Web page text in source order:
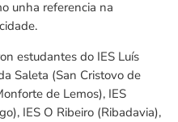
unha referencia na
estudantes do IES Luís
Saleta (San Cristovo de
de Lemos), IES
IES O Ribeiro (Ribadavia),